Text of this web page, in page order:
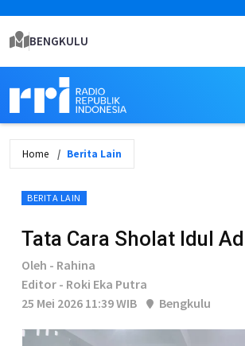
BENGKULU
Home Berita Lain
BERITA LAIN
Tata Cara Sholat Idul
Oleh - Rahina
Editor - Roki Eka Putra
25 Mei 2026 11:39 WIB
Bengkulu